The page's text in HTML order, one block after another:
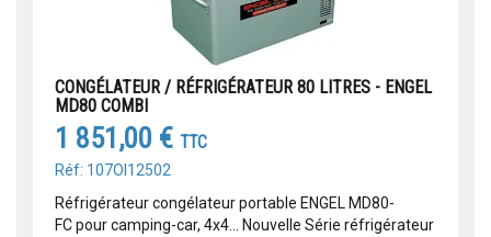
CONGÉLATEUR / RÉFRIGÉRATEUR 80 LITRES - ENGEL
MD80 COMBI
1 851,00 € TTC
Réf: 107OI12502
Réfrigérateur congélateur portable ENGEL MD80-
FC pour camping-car, 4x4... Nouvelle Série réfrigérateur